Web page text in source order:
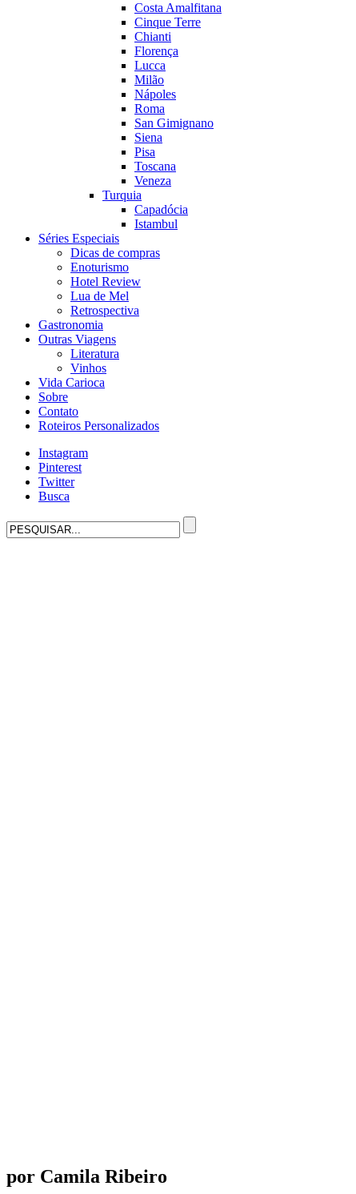
Costa Amalfitana
Cinque Terre
Chianti
Florença
Lucca
Milão
Nápoles
Roma
San Gimignano
Siena
Pisa
Toscana
Veneza
Turquia
Capadócia
Istambul
Séries Especiais
Dicas de compras
Enoturismo
Hotel Review
Lua de Mel
Retrospectiva
Gastronomia
Outras Viagens
Literatura
Vinhos
Vida Carioca
Sobre
Contato
Roteiros Personalizados
Instagram
Pinterest
Twitter
Busca
por Camila Ribeiro